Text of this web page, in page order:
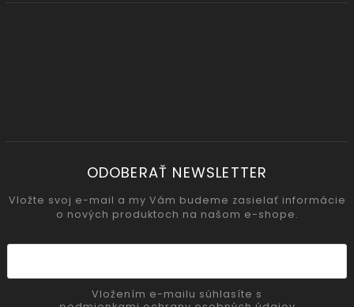
ODOBERAŤ NEWSLETTER
Vložte svoj e-mail a my Vám budeme zasielať informácie
o nových produktoch na našom e-shope.